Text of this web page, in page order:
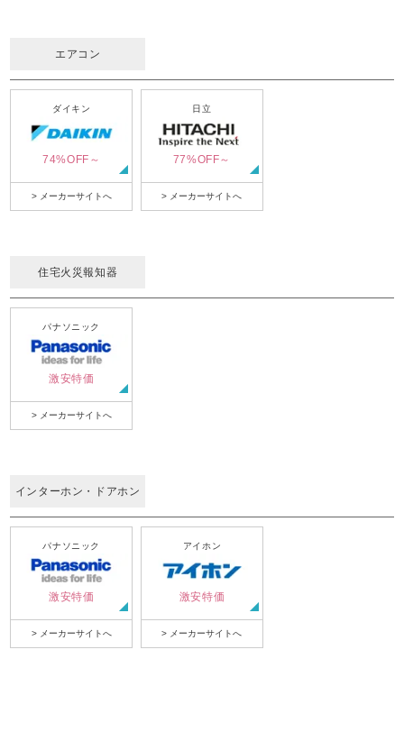
エアコン
ダイキン
74%OFF～
> メーカーサイトへ
日立
77%OFF～
> メーカーサイトへ
住宅火災報知器
パナソニック
激安特価
> メーカーサイトへ
インターホン・ドアホン
パナソニック
激安特価
> メーカーサイトへ
アイホン
激安特価
> メーカーサイトへ